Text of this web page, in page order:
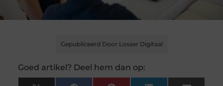
Gepubliceerd Door Losser Digitaal
Goed artikel? Deel hem dan op: